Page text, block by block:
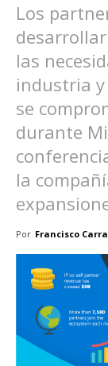
Los
las
industria
se
durante
la
Por Francisco